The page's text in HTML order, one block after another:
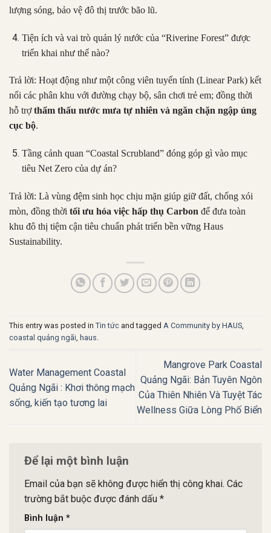
lượng sóng, bảo vệ đô thị trước bão lũ.
Tiện ích và vai trò quản lý nước của “Riverine Forest” được
triển khai như thế nào?
Trả lời: Hoạt động như một công viên tuyến tính (Linear Park) kết
nối các phân khu với đường chạy bộ, sân chơi trẻ em; đồng thời
hỗ trợthẩm thấu nước mưa tự nhiên và ngăn chặn ngập úng
cục bộ.
Tầng cảnh quan “Coastal Scrubland” đóng góp gì vào mục
tiêu Net Zero của dự án?
Trả lời: Là vùng đệm sinh học chịu mặn giúp giữ đất, chống xói
mòn, đồng thời tối ưu hóa việc hấp thụ Carbon để đưa toàn
khu đô thị tiệm cận tiêu chuẩn phát triển bền vững Haus
Sustainability.
This entry was posted in Tin tức and tagged A Community by HAUS,
coastal quảng ngãi, haus.
Water Management Coastal
Quảng Ngãi : Khơi thông mạch
sống, kiến tạo tương lai
Mangrove Park Coastal
Quảng Ngãi: Bản Tuyên Ngôn
Của Thiên Nhiên Và Tuyệt Tác
Wellness Giữa Lòng Phố Biển
Để lại một bình luận
Email của bạn sẽ không được hiển thị công khai. Các
trường bắt buộc được đánh dấu *
Bình luận *